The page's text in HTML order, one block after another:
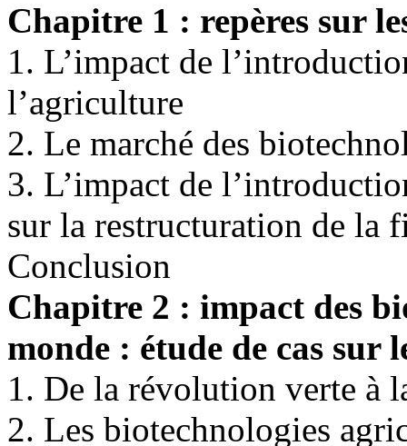
Chapitre 1 : repères sur
1. L’impact de
l’agriculture
2. Le marché des
3. L’impact de
sur la restructuration de la
Conclusion
Chapitre 2 : impact des
monde : étude de cas sur
1. De la révolution verte à
2. Les biotechnologies